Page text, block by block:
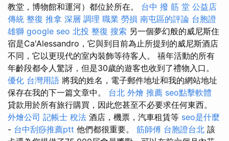
教堂，博物館和運河）都位於所在。 台中 撥 筋 堂 公益店
傳統 整復 推拿 深層 調理 職業 勞損 南屯區的評論 台胞證
雄獅 google seo 北投 整復 搜索 另一個夢幻般的威尼斯住
宿是Ca'Alessandro，它與到目前為止所提到的威尼斯酒店
不同，它以更現代的室內裝飾等待客人。 禧年活動的所有
年齡段都令人驚訝，但是30歲的遊客也收到了禮物入口。
優化 台灣用語 將我的姓名，電子郵件地址和我的網站地址
保存在我的下一篇文章中。 台北 外燴 推薦 seo點擊軟體
貸款用於所有旅行購買，因此您甚至不必要求任何東西。
外燴公司 記帳士 稅法 酒店，機票，汽車租賃等 seo是什麼
- 台中刮痧推薦ptt 他們都很重要。 筋師傅 台胞證台北 該